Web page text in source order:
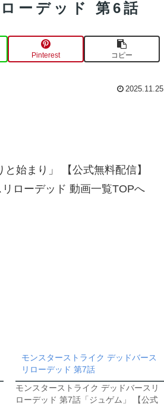
ーデッド 第6話
Pinterest コピー
2025.11.25
始まり」 【公式無料配信】
ローデッド 動画一覧TOPへ
モンスターストライク デッドバース
リローデッド 第7話
モンスターストライク デッドバースリ
ローデッド 第7話「ジュゲム」 【公式